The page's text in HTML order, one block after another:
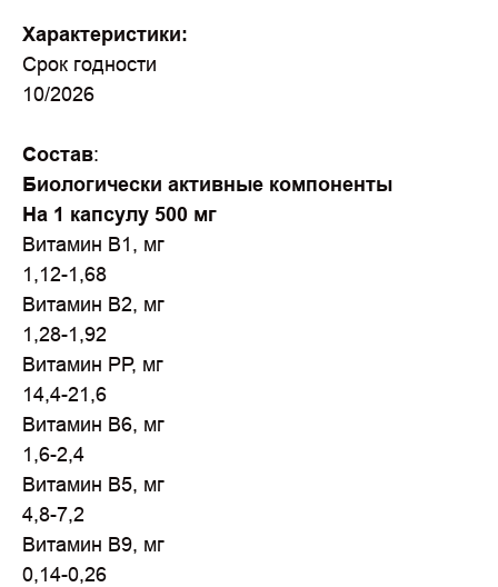
Характеристики:
Срок годности
10/2026
Состав:
Биологически активные компоненты
На 1 капсулу 500 мг
Витамин В1, мг
1,12-1,68
Витамин В2, мг
1,28-1,92
Витамин РР, мг
14,4-21,6
Витамин В6, мг
1,6-2,4
Витамин В5, мг
4,8-7,2
Витамин В9, мг
0,14-0,26